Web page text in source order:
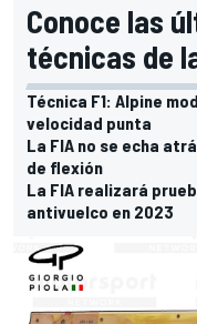
Conoce las
técnicas de
Técnica F1: Alpine
velocidad punta
La FIA no se echa
de flexión
La FIA realizará
antivuelco en 2023